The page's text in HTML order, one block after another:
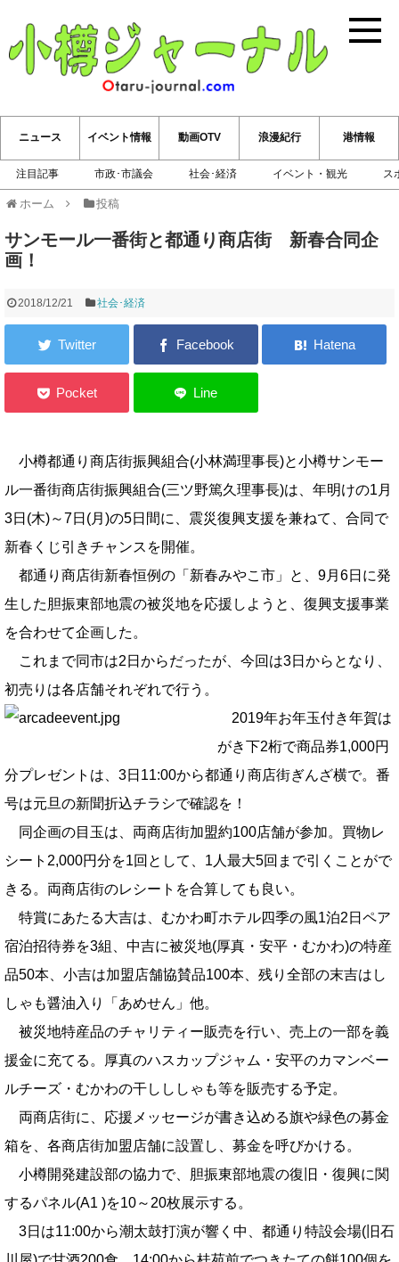
小樽ジ
ニュース
注目記事 市政･市議会 社会･経済 イベント・観光 ス
イベント情報 動画OTV 浪漫紀行 港情報
ホーム 投稿
サンモール一番街と都通り商店街 新春合同企
画！
2018/12/21 社会･経済
小樽都通り商店街振興組合(小林満理事長)と小樽サンモー
ル一番街商店街振興組合(三ツ野篤久理事長)は、年明けの1月
3日(木)～7日(月)の5日間に、震災復興支援を兼ねて、合同で
新春くじ引きチャンスを開催。
都通り商店街新春恒例の「新春みやこ市」と、9月6日に発
生した胆振東部地震の被災地を応援しようと、復興支援事業
を合わせて企画した。
これまで同市は2日からだったが、今回は3日からとなり、
初売りは各店舗それぞれで行う。
2019年お年玉付き年賀は
がき下2桁で商品券1,000円
分プレゼントは、3日11:00から都通り商店街ぎんざ横で。番
号は元旦の新聞折込チラシで確認を！
同企画の目玉は、両商店街加盟約100店舗が参加。買物レ
シート2,000円分を1回として、1人最大5回まで引くことがで
きる。両商店街のレシートを合算しても良い。
特賞にあたる大吉は、むかわ町ホテル四季の風1泊2日ペア
宿泊招待券を3組、中吉に被災地(厚真・安平・むかわ)の特産
品50本、小吉は加盟店舗協賛品100本、残り全部の末吉はし
しゃも醤油入り「あめせん」他。
被災地特産品のチャリティー販売を行い、売上の一部を義
援金に充てる。厚真のハスカップジャム・安平のカマンベー
ルチーズ・むかわの干しししゃも等を販売する予定。
両商店街に、応援メッセージが書き込める旗や緑色の募金
箱を、各商店街加盟店舗に設置し、募金を呼びかける。
小樽開発建設部の協力で、胆振東部地震の復旧・復興に関
するパネル(A1 )を10～20枚展示する。
3日は11:00から潮太鼓打演が響く中、都通り特設会場(旧石